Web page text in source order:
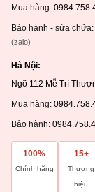
Mua hàng:
Bảo hành - sửa chữa:
(zalo)
Hà Nội:
Ngõ 112 Mễ Trì
Mua hàng:
Bảo hành:
100%
Chính hãng
15+
Thương
hiệu